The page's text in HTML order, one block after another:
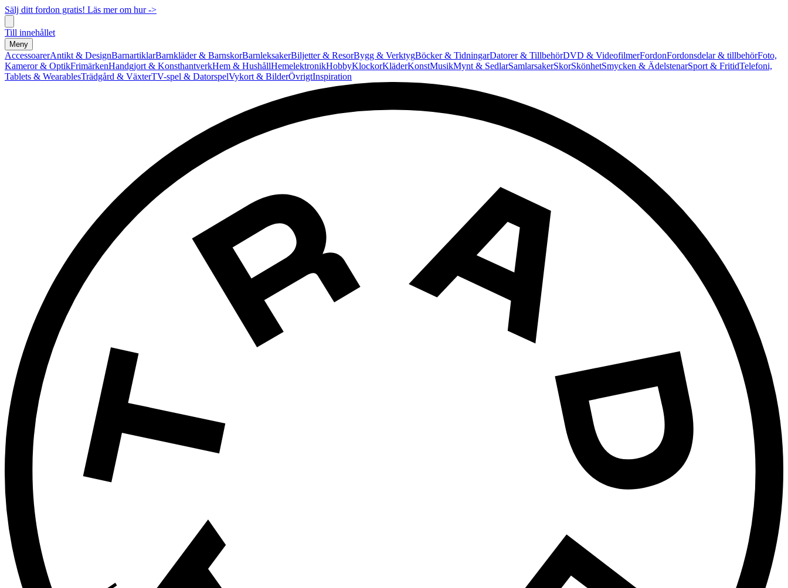
Sälj ditt fordon gratis! Läs mer om hur ->
Till innehållet
Meny
AccessoarerAntikt & DesignBarnartiklarBarnkläder & BarnskorBarnleksakerBiljetter & ResorBygg & VerktygBöcker & TidningarDatorer & TillbehörDVD & VideofilmerFordonFordonsdelar & tillbehörFoto,
Kameror & OptikFrimärkenHandgjort & KonsthantverkHem & HushållHemelektronikHobbyKlockorKläderKonstMusikMynt & SedlarSamlarsakerSkorSkönhetSmycken & ÄdelstenarSport & FritidTelefoni,
Tablets & WearablesTrädgård & VäxterTV-spel & DatorspelVykort & BilderÖvrigtInspiration